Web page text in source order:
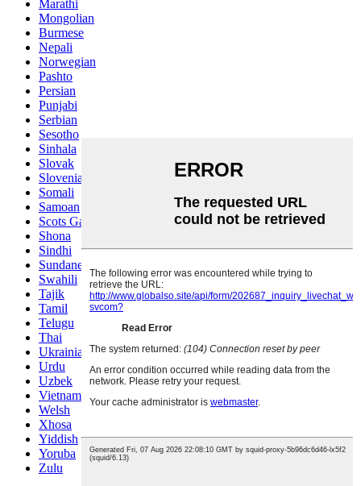
Marathi
Mongolian
Burmese
Nepali
Norwegian
Pashto
Persian
Punjabi
Serbian
Sesotho
Sinhala
Slovak
Slovenian
Somali
Samoan
Scots Gaelic
Shona
Sindhi
Sundanese
Swahili
Tajik
Tamil
Telugu
Thai
Ukrainian
Urdu
Uzbek
Vietnamese
Welsh
Xhosa
Yiddish
Yoruba
Zulu